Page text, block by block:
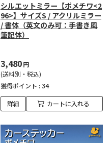
シルエットミラー【ポメチワ<2
96>】サイズS / アクリルミラー
/ 書体（英文のみ可：手書き風
筆記体）
3,480円
(送料別・税込)
獲得ポイント : 34
詳細 カートに入れる